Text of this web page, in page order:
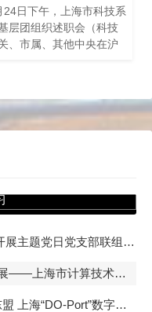
24日下午，上海市科技系
层团组织述职会（科技
、市属、其他中央在沪
持会议。市科技团工委
记韩龙、上海海事大学
展主题党日党支
题党日党支部联组学习
院、中电科公共设施公司开展联组学习和党支部共建
Port”数字出海国际活动